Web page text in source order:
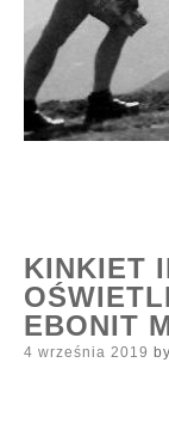
KINKIET
EBONIT
Posted
4 września 2019 by